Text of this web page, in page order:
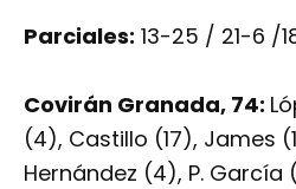
Parciales: 13-25 / 21-6 /
Covirán Granada, 74:
(4), Castillo (17), James
Hernández (4), P. García